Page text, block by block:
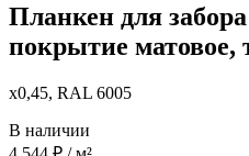
Планкен для
покрытие
x0,45, RAL 6005
В наличии